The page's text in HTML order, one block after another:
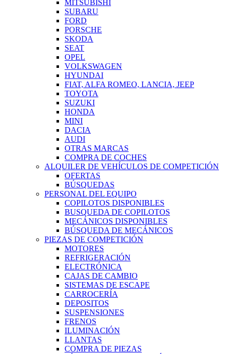
MITSUBISHI
SUBARU
FORD
PORSCHE
SKODA
SEAT
OPEL
VOLKSWAGEN
HYUNDAI
FIAT, ALFA ROMEO, LANCIA, JEEP
TOYOTA
SUZUKI
HONDA
MINI
DACIA
AUDI
OTRAS MARCAS
COMPRA DE COCHES
ALQUILER DE VEHÍCULOS DE COMPETICIÓN
OFERTAS
BÚSQUEDAS
PERSONAL DEL EQUIPO
COPILOTOS DISPONIBLES
BUSQUEDA DE COPILOTOS
MECÁNICOS DISPONIBLES
BÚSQUEDA DE MECÁNICOS
PIEZAS DE COMPETICIÓN
MOTORES
REFRIGERACIÓN
ELECTRÓNICA
CAJAS DE CAMBIO
SISTEMAS DE ESCAPE
CARROCERÍA
DEPOSITOS
SUSPENSIONES
FRENOS
ILUMINACIÓN
LLANTAS
COMPRA DE PIEZAS